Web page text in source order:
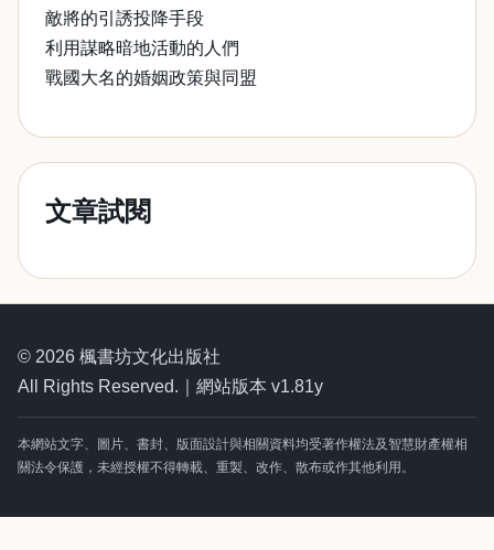
敵將的引誘投降手段
利用謀略暗地活動的人們
戰國大名的婚姻政策與同盟
文章試閱
© 2026 楓書坊文化出版社
All Rights Reserved.｜網站版本 v1.81y
本網站文字、圖片、書封、版面設計與相關資料均受著作權法及智慧財產權相
關法令保護，未經授權不得轉載、重製、改作、散布或作其他利用。